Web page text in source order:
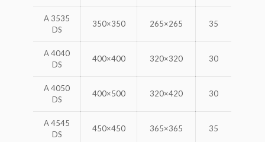
A 3535
DS
350×350 265×265 35
A 4040
DS
400×400 320×320 30
A 4050
DS
400×500 320×420 30
A 4545
DS
450×450 365×365 35